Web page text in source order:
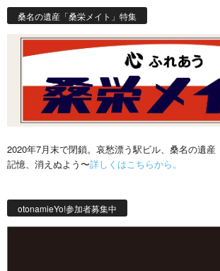
桑名の遺産「桑栄メイト」特集
2020年7月末で閉鎖。哀愁漂う駅ビル、桑名の遺
記憶、消えぬよう〜詳しくはこちらから。
otonamieYo!参加者募集中